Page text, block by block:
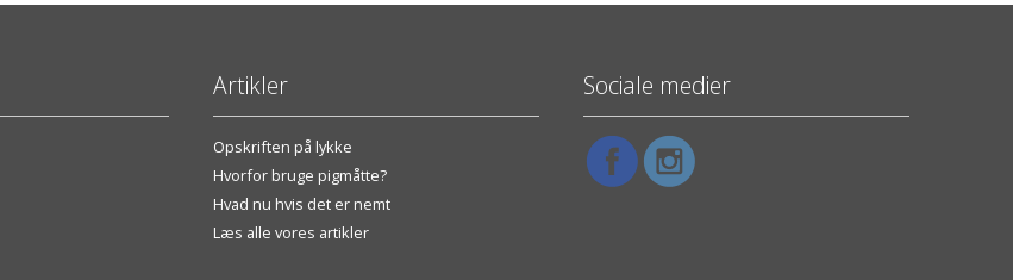
Artikler
Opskriften på lykke
Hvorfor bruge pigmåtte?
Hvad nu hvis det er nemt
Læs alle vores artikler
Sociale medier